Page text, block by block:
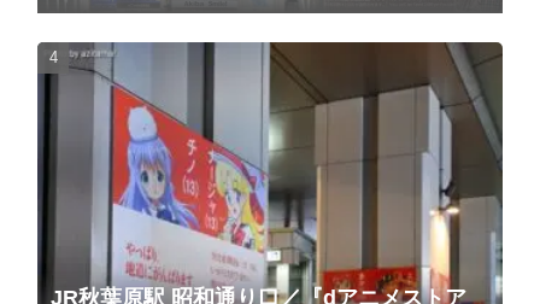
JR秋葉原駅 昭和通り口／『dアニメストア